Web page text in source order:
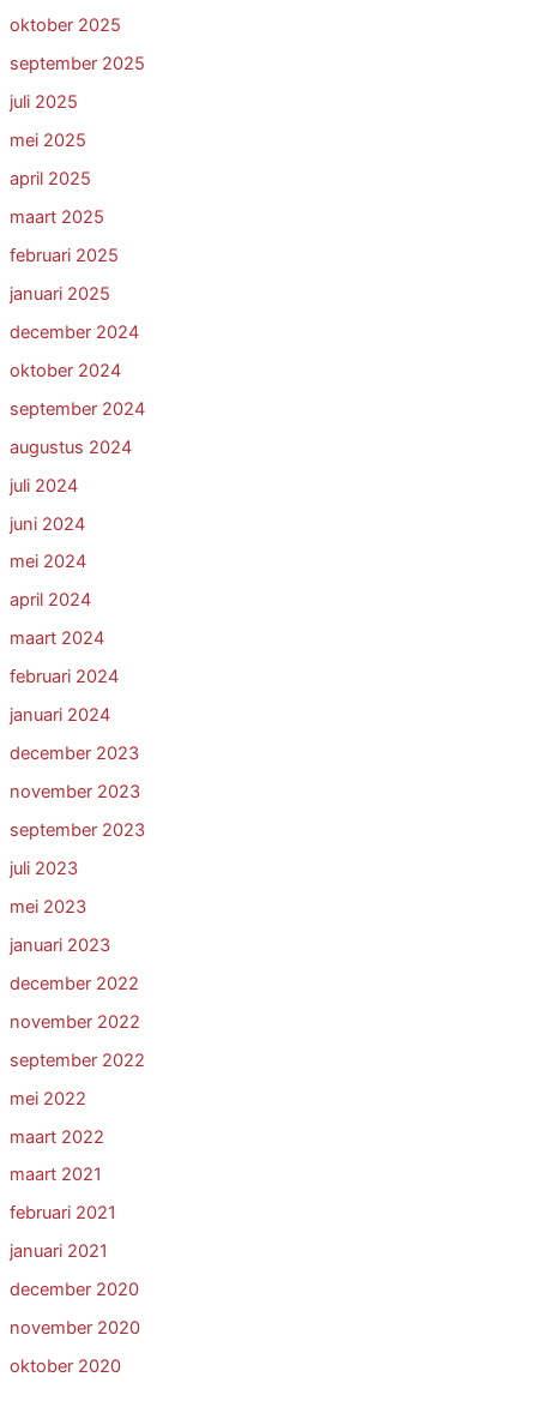
oktober 2025
september 2025
juli 2025
mei 2025
april 2025
maart 2025
februari 2025
januari 2025
december 2024
oktober 2024
september 2024
augustus 2024
juli 2024
juni 2024
mei 2024
april 2024
maart 2024
februari 2024
januari 2024
december 2023
november 2023
september 2023
juli 2023
mei 2023
januari 2023
december 2022
november 2022
september 2022
mei 2022
maart 2022
maart 2021
februari 2021
januari 2021
december 2020
november 2020
oktober 2020